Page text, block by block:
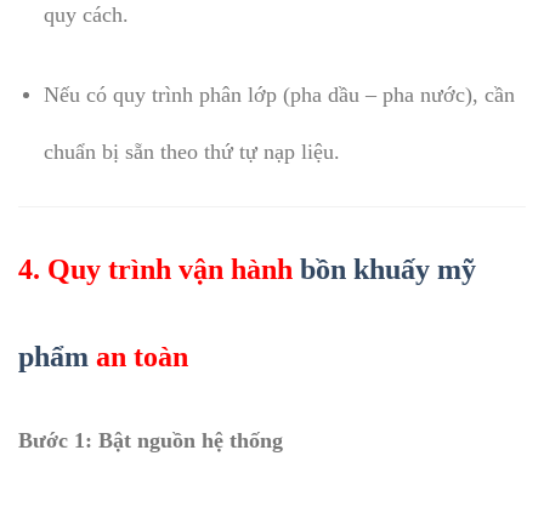
quy cách.
Nếu có quy trình phân lớp (pha dầu – pha nước), cần
chuẩn bị sẵn theo thứ tự nạp liệu.
4. Quy trình vận hành bồn khuấy mỹ
phẩm an toàn
Bước 1: Bật nguồn hệ thống